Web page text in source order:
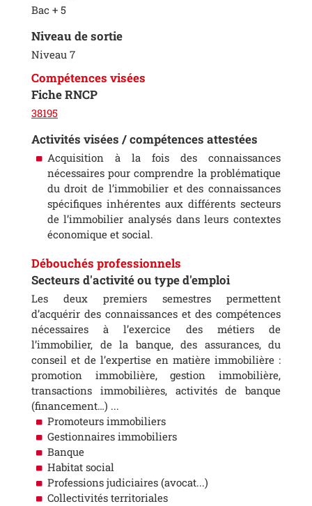
Bac + 5
Niveau de sortie
Niveau 7
Compétences visées
Fiche RNCP
38195
Activités visées / compétences attestées
Acquisition à la fois des connaissances
nécessaires pour comprendre la problématique
du droit de l’immobilier et des connaissances
spécifiques inhérentes aux différents secteurs
de l’immobilier analysés dans leurs contextes
économique et social.
Débouchés professionnels
Secteurs d'activité ou type d'emploi
Les deux premiers semestres permettent
d’acquérir des connaissances et des compétences
nécessaires à l’exercice des métiers de
l’immobilier, de la banque, des assurances, du
conseil et de l’expertise en matière immobilière :
promotion immobilière, gestion immobilière,
transactions immobilières, activités de banque
(financement…) ...
Promoteurs immobiliers
Gestionnaires immobiliers
Banque
Habitat social
Professions judiciaires (avocat...)
Collectivités territoriales